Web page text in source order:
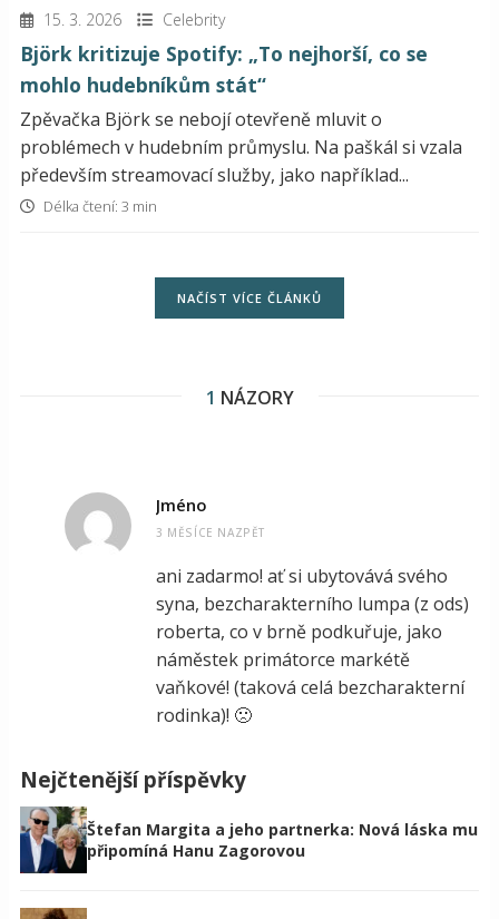
15. 3. 2026 Celebrity
Björk kritizuje Spotify: „To nejhorší, co se
mohlo hudebníkům stát“
Zpěvačka Björk se nebojí otevřeně mluvit o
problémech v hudebním průmyslu. Na paškál si vzala
především streamovací služby, jako například...
Délka čtení: 3 min
NAČÍST VÍCE ČLÁNKŮ
1 NÁZORY
Jméno
3 MĚSÍCE NAZPĚT
ani zadarmo! ať si ubytovává svého
syna, bezcharakterního lumpa (z ods)
roberta, co v brně podkuřuje, jako
náměstek primátorce markétě
vaňkové! (taková celá bezcharakterní
rodinka)! 🙁
Nejčtenější příspěvky
Štefan Margita a jeho partnerka: Nová láska mu
připomíná Hanu Zagorovou